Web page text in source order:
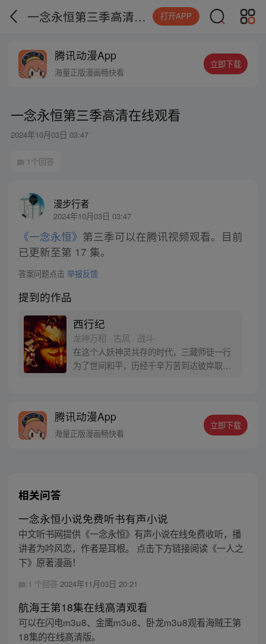
一念永恒第三季高清在线观看 打开APP
腾讯动漫App
海量正版漫画畅快看
立即下载
一念永恒第三季高清在线观看
2024年10月03日 03:47
1个回答
漫步行者
2024年10月03日 03:47
《一念永恒》 第三季可以在腾讯视频观看。目前
已更新至第 17 集。
答案问题点击 举报反馈
提到的作品
西行纪
龙神万相 · 古风 · 战斗
在这个人妖神灵共存的时代，三藏师徒一行
为了世间和平，历经千辛万苦到达彼岸取
辞万难，找到唐三藏大法师，和他一起重新
寻回徒弟们，组成全新“西行小队”，再度踏
腾讯动漫App
海量正版漫画畅快看
立即下载
相关问答
一念永恒小说免费听书有声小说
中文听书网提供《一念永恒》有声小说在线免费收听，播
讲者为吟风恋，作者是耳根。 点击下方链接阅读《一人之
下》原著漫画！
1 个回答 2024年11月03日 20:21
航海王第18集在线高清观看
可以在闪电m3u8、金鹰m3u8、卧龙m3u8观看海贼王第
18集的在线高清版。